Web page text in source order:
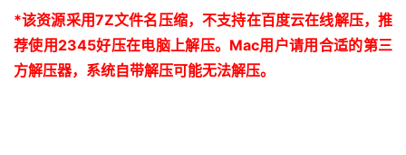
*该资源采用7Z文件名压缩，不支持在百度云在线解压，推
荐使用2345好压在电脑上解压。 Mac用户请用合适的第三
方解压器，系统自带解压可能无法解压。